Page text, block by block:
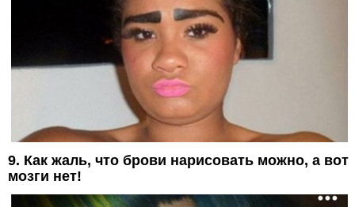
9. Как жаль, что брови нарисовать можно, а вот
мозги нет!